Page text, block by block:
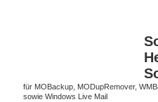
für MOBackup, MODupRemover,
sowie Windows Live Mail